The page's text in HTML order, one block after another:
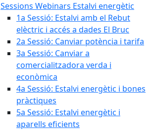
Sessions Webinars Estalvi energètic
1a Sessió: Estalvi amb el Rebut
elèctric i accés a dades El Bruc
2a Sessió: Canviar potència i tarifa
3a Sessió: Canviar a
comercialitzadora verda i
econòmica
4a Sessió: Estalvi energètic i bones
pràctiques
5a Sessió: Estalvi energètic i
aparells eficients